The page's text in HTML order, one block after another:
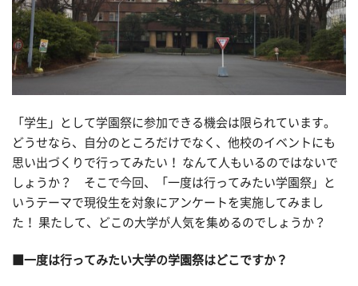
「学生」として学園祭に参加できる機会は限られています。
どうせなら、自分のところだけでなく、他校のイベントにも
思い出づくりで行ってみたい！ なんて人もいるのではないで
しょうか？ そこで今回、「一度は行ってみたい学園祭」と
いうテーマで現役生を対象にアンケートを実施してみまし
た！ 果たして、どこの大学が人気を集めるのでしょうか？
■一度は行ってみたい大学の学園祭はどこですか？